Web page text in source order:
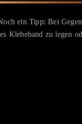
ein Tipp: Bei
Klebeband zu legen